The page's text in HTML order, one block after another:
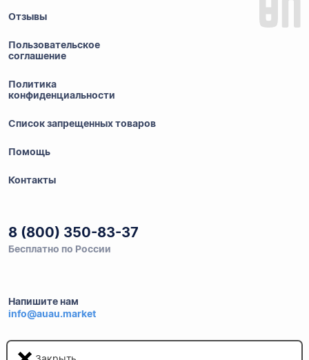
Отзывы
Пользовательское
соглашение
Политика
конфиденциальности
Список запрещенных товаров
Помощь
Контакты
8 (800) 350-83-37
Бесплатно по России
Напишите нам
info@auau.market